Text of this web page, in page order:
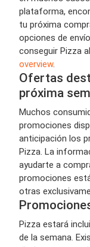
plataforma,
tu próxima
opciones de
conseguir Pizza
overview.
Ofertas
próxima
Muchos
promociones
anticipación los
Pizza. La
ayudarte a
promociones
otras
Pizza estará
de la semana.